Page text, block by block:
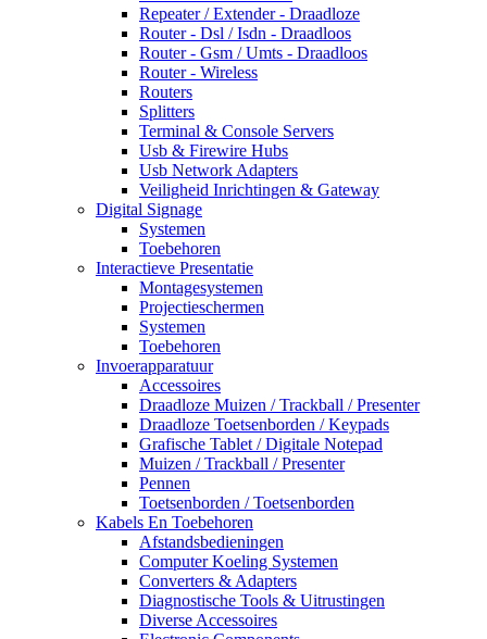
Repeater / Extender - Draadloze
Router - Dsl / Isdn - Draadloos
Router - Gsm / Umts - Draadloos
Router - Wireless
Routers
Splitters
Terminal & Console Servers
Usb & Firewire Hubs
Usb Network Adapters
Veiligheid Inrichtingen & Gateway
Digital Signage
Systemen
Toebehoren
Interactieve Presentatie
Montagesystemen
Projectieschermen
Systemen
Toebehoren
Invoerapparatuur
Accessoires
Draadloze Muizen / Trackball / Presenter
Draadloze Toetsenborden / Keypads
Grafische Tablet / Digitale Notepad
Muizen / Trackball / Presenter
Pennen
Toetsenborden / Toetsenborden
Kabels En Toebehoren
Afstandsbedieningen
Computer Koeling Systemen
Converters & Adapters
Diagnostische Tools & Uitrustingen
Diverse Accessoires